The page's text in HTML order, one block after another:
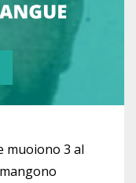
muoiono 3 al